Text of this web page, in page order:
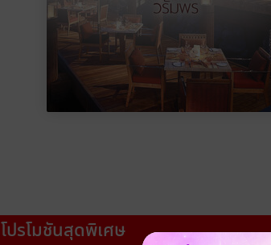
โปรโมชันสุดพิเศษ